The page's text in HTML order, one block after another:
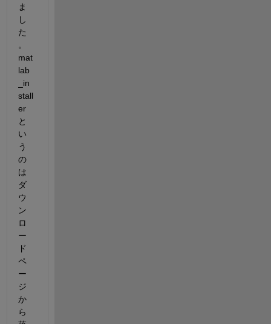
ま
し
た
。
mat
lab
_in
stall
er
と
い
う
の
は
ダ
ウ
ン
ロ
ー
ド
ペ
ー
ジ
か
ら